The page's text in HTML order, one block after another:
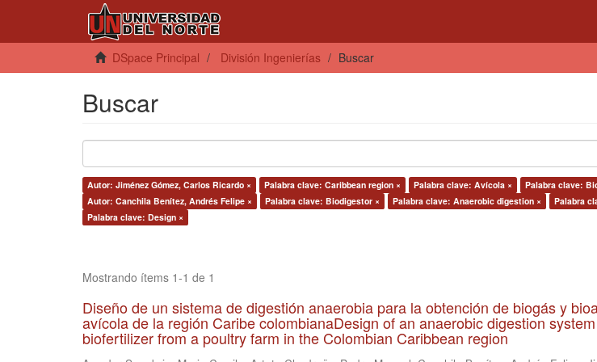
DSpace Principal División Ingenierías Buscar
Buscar
Autor: Jiménez Gómez, Carlos Ricardo × Palabra clave: Caribbean region × Palabra clave: Avícola ×
Palabra clave:
Autor: Canchila Benítez, Andrés Felipe ×
Palabra clave: Biodigestor × Palabra clave: Anaerobic digestion × Palabra
Palabra clave: Design ×
Mostrando ítems 1-1 de 1
Diseño de un sistema de digestión anaerobia para la obtención de biogás y
avícola de la región Caribe colombianaDesign of an anaerobic digestion
biofertilizer from a poultry farm in the Colombian Caribbean region